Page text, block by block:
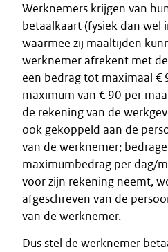
Werknemers krijgen van
betaalkaart (fysiek dan wel
waarmee zij maaltijden
werknemer afrekent met
een bedrag tot maximaal €
maximum van € 90 per
de rekening van de
ook gekoppeld aan de
van de werknemer;
maximumbedrag per dag/
voor zijn rekening neemt,
afgeschreven van de
van de werknemer.
Dus stel de werknemer